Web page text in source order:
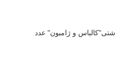
و ژامبون" عدد